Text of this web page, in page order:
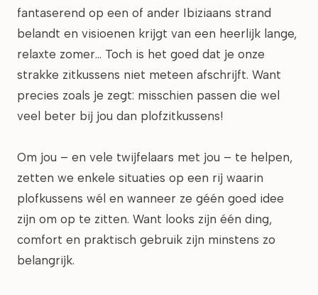
fantaserend op een of ander Ibiziaans strand
belandt en visioenen krijgt van een heerlijk lange,
relaxte zomer… Toch is het goed dat je onze
strakke zitkussens niet meteen afschrijft. Want
precies zoals je zegt: misschien passen die wel
veel beter bij jou dan plofzitkussens!
Om jou – en vele twijfelaars met jou – te helpen,
zetten we enkele situaties op een rij waarin
plofkussens wél en wanneer ze géén goed idee
zijn om op te zitten. Want looks zijn één ding,
comfort en praktisch gebruik zijn minstens zo
belangrijk.